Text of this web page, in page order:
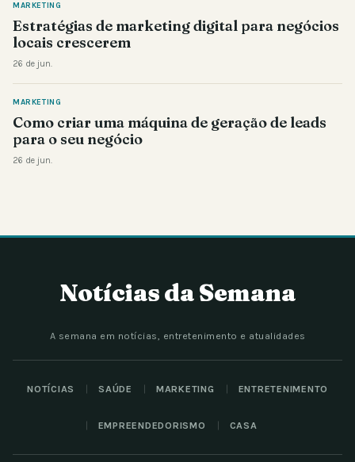
MARKETING
Estratégias de marketing digital para negócios
locais crescerem
26 de jun.
MARKETING
Como criar uma máquina de geração de leads
para o seu negócio
26 de jun.
Notícias da Semana
A semana em notícias, entretenimento e atualidades
NOTÍCIAS SAÚDE MARKETING ENTRETENIMENTO
EMPREENDEDORISMO CASA